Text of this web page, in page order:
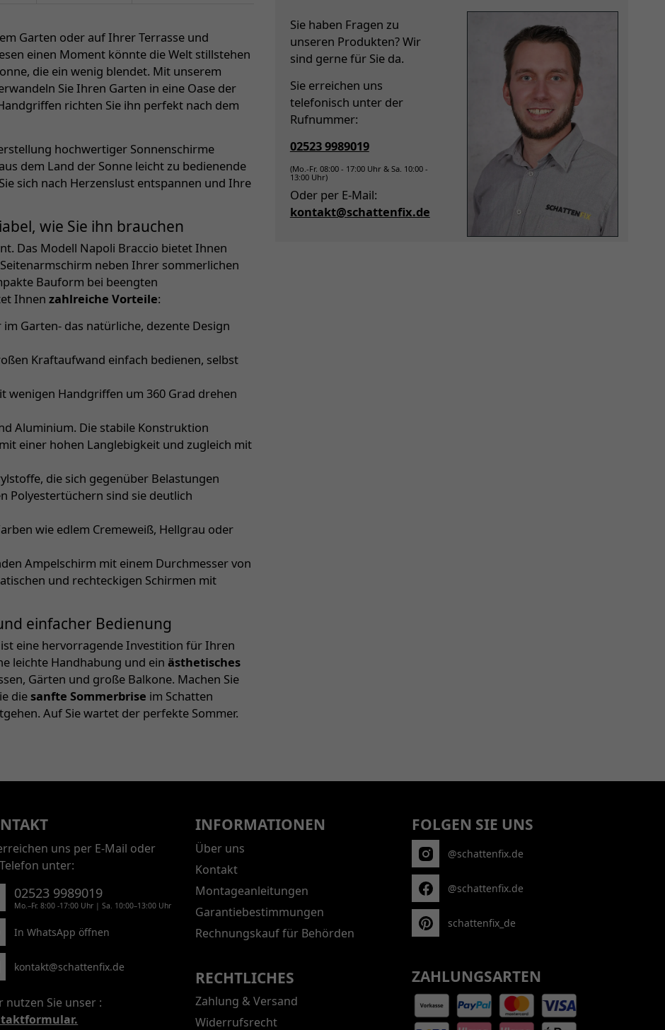
Garten oder auf Ihrer Terrasse und
einen Moment könnte die Welt stillstehen
die ein wenig blendet. Mit unserem
Sie Ihren Garten in eine Oase der
richten Sie ihn perfekt nach dem
hochwertiger Sonnenschirme
aus dem Land der Sonne leicht zu bedienende
sich nach Herzenslust entspannen und Ihre
wie Sie ihn brauchen
Das Modell Napoli Braccio bietet Ihnen
neben Ihrer sommerlichen
Bauform bei beengten
Ihnen zahlreiche Vorteile:
Garten- das natürliche, dezente Design
Kraftaufwand einfach bedienen, selbst
wenigen Handgriffen um 360 Grad drehen
Aluminium. Die stabile Konstruktion
einer hohen Langlebigkeit und zugleich mit
die sich gegenüber Belastungen
Polyestertüchern sind sie deutlich
wie edlem Cremeweiß, Hellgrau oder
Ampelschirm mit einem Durchmesser von
und rechteckigen Schirmen mit
einfacher Bedienung
ist eine hervorragende Investition für Ihren
leichte Handhabung und ein ästhetisches
Gärten und große Balkone. Machen Sie
diesanfte Sommerbrise im Schatten
Auf Sie wartet der perfekte Sommer.
Sie haben Fragen zu
unseren Produkten? Wir
sind gerne für Sie da.
Sie erreichen uns
telefonisch unter der
Rufnummer:
02523 9989019
(Mo.-Fr. 08:00 - 17:00 Uhr & Sa. 10:00 -
13:00 Uhr)
Oder per E-Mail:
kontakt@schattenfix.de
uns per E-Mail oder
unter:
02523 9989019
Mo.–Fr. 8:00 -17:00 Uhr | Sa. 10:00–13:00 Uhr
In WhatsApp öffnen
kontakt@schattenfix.de
nutzen Sie unser :
INFORMATIONEN
Über uns
Kontakt
Montageanleitungen
Garantiebestimmungen
Rechnungskauf für Behörden
RECHTLICHES
Zahlung & Versand
Widerrufsrecht
FOLGEN SIE UNS
@schattenfix.de
@schattenfix.de
schattenfix_de
ZAHLUNGSARTEN